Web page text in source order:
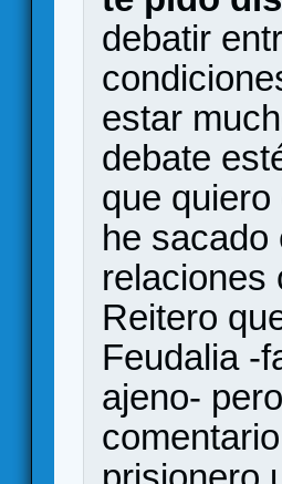
debatir
estar
debate
que
he sacado
relaciones
Reitero
Feudalia -
ajeno-